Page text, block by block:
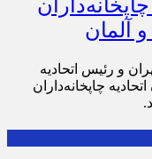
آلمان
و رئیس اتحادیه
چاپخانه‌داران